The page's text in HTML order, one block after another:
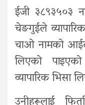
ईजी ३८९३५०३
चेङगुईले
चाओ नामको
लिएको
व्यापारिक भिसा